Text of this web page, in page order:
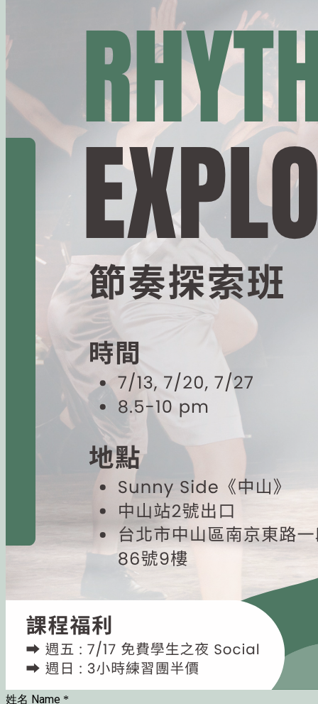
姓名 Name *